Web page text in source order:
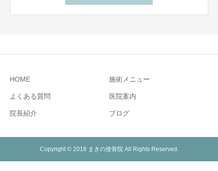
HOME 施術メニュー
よくある質問 医院案内
院長紹介 ブログ
Copyright © 2018 まきの接骨院 All Rights Reserved.